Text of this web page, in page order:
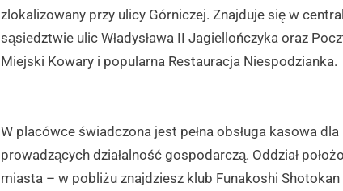
zlokalizowany przy ulicy Górniczej. Znajduje się w
sąsiedztwie ulic Władysława II Jagiellończyka oraz
Miejski Kowary i popularna Restauracja Niespodzianka.
W placówce świadczona jest pełna obsługa kasowa
prowadzących działalność gospodarczą. Oddział
miasta – w pobliżu znajdziesz klub Funakoshi Shotokan